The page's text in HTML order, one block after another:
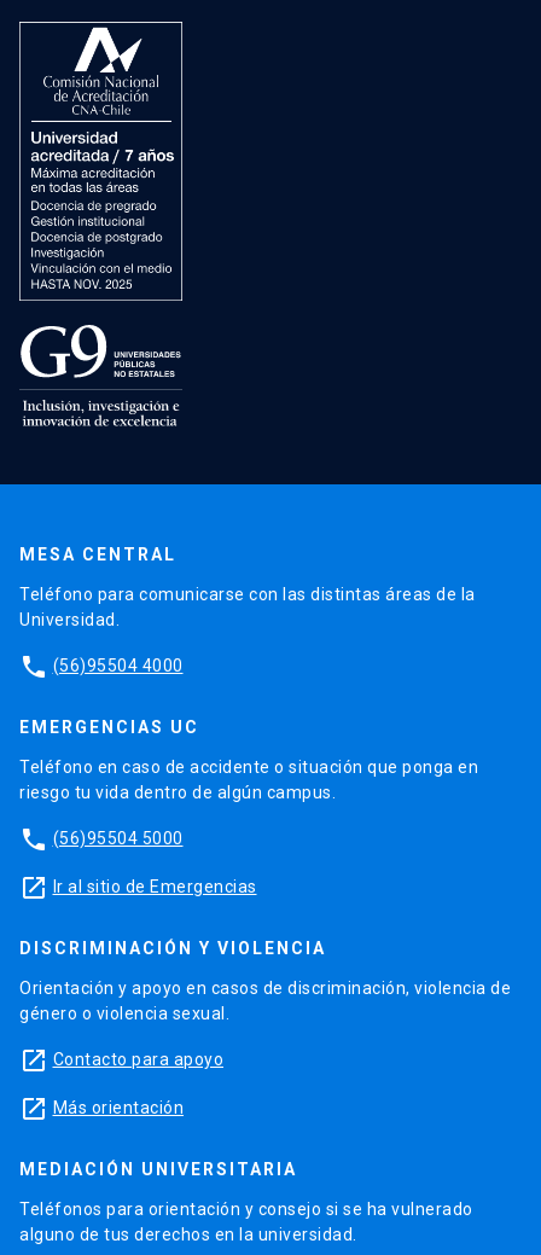
MESA CENTRAL
Teléfono para comunicarse con las distintas áreas de la
Universidad.
phone (56)95504 4000
EMERGENCIAS UC
Teléfono en caso de accidente o situación que ponga en
riesgo tu vida dentro de algún campus.
phone (56)95504 5000
launch Ir al sitio de Emergencias
DISCRIMINACIÓN Y VIOLENCIA
Orientación y apoyo en casos de discriminación, violencia de
género o violencia sexual.
launch Contacto para apoyo
launch Más orientación
MEDIACIÓN UNIVERSITARIA
Teléfonos para orientación y consejo si se ha vulnerado
alguno de tus derechos en la universidad.